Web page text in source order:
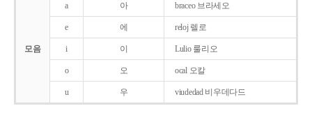
모음
a 아 braceo 브라세오
e 에 reloj 렐로
i 이 Lulio 룰리오
o 오 ocal 오칼
u 우 viudedad 비우데다드